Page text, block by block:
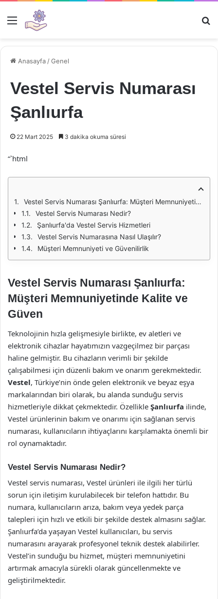
Menü
Anasayfa /Genel
Vestel Servis Numarası
Şanlıurfa
22 Mart 2025 3 dakika okuma süresi
“`html
Vestel Servis Numarası Şanlıurfa: Müşteri Memnuniyetinde Kalite ve Güven
Vestel Servis Numarası Nedir?
Şanlıurfa'da Vestel Servis Hizmetleri
Vestel Servis Numarasına Nasıl Ulaşılır?
Müşteri Memnuniyeti ve Güvenilirlik
Vestel Servis Numarası Şanlıurfa:
Müşteri Memnuniyetinde Kalite ve
Güven
Teknolojinin hızla gelişmesiyle birlikte, ev aletleri ve
elektronik cihazlar hayatımızın vazgeçilmez bir parçası
haline gelmiştir. Bu cihazların verimli bir şekilde
çalışabilmesi için düzenli bakım ve onarım gerekmektedir.
Vestel, Türkiye’nin önde gelen elektronik ve beyaz eşya
markalarından biri olarak, bu alanda sunduğu servis
hizmetleriyle dikkat çekmektedir. Özellikle Şanlıurfa ilinde,
Vestel ürünlerinin bakım ve onarımı için sağlanan servis
numarası, kullanıcıların ihtiyaçlarını karşılamakta önemli bir
rol oynamaktadır.
Vestel Servis Numarası Nedir?
Vestel servis numarası, Vestel ürünleri ile ilgili her türlü
sorun için iletişim kurulabilecek bir telefon hattıdır. Bu
numara, kullanıcıların arıza, bakım veya yedek parça
talepleri için hızlı ve etkili bir şekilde destek almasını sağlar.
Şanlıurfa’da yaşayan Vestel kullanıcıları, bu servis
numarasını arayarak profesyonel teknik destek alabilirler.
Vestel’in sunduğu bu hizmet, müşteri memnuniyetini
artırmak amacıyla sürekli olarak güncellenmekte ve
geliştirilmektedir.